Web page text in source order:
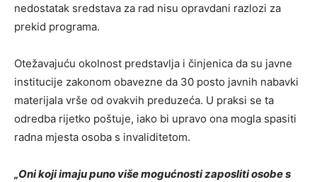
nedostatak sredstava za rad nisu opravdani razlozi za
prekid programa.
Otežavajuću okolnost predstavlja i činjenica da su javne
institucije zakonom obavezne da 30 posto javnih nabavki
materijala vrše od ovakvih preduzeća. U praksi se ta
odredba rijetko poštuje, iako bi upravo ona mogla spasiti
radna mjesta osoba s invaliditetom.
„Oni koji imaju puno više mogućnosti zaposliti osobe s